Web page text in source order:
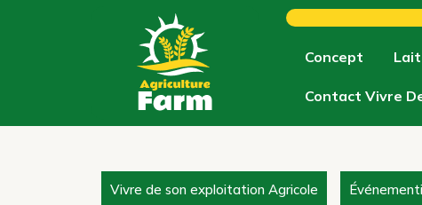
Concept
Contact Vivre
Vivre de son exploitation Agricole